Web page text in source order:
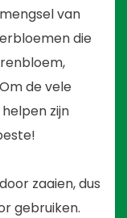
van
die
de vele
zijn
zaaien, dus
gebruiken.